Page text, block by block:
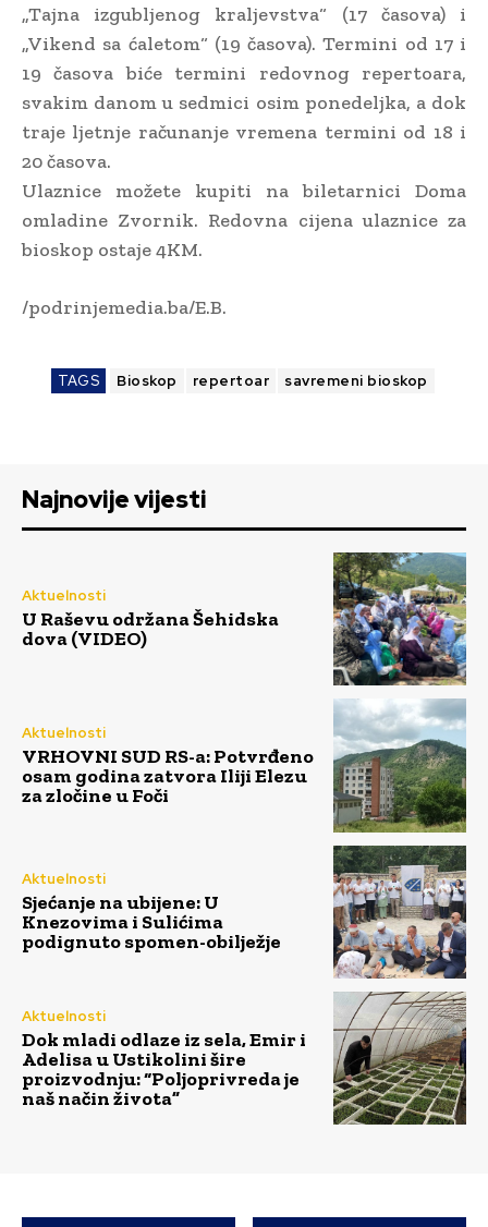
„Tajna izgubljenog kraljevstva“ (17 časova) i
„Vikend sa ćaletom“ (19 časova). Termini od 17 i
19 časova biće termini redovnog repertoara,
svakim danom u sedmici osim ponedeljka, a dok
traje ljetnje računanje vremena termini od 18 i
20 časova.
Ulaznice možete kupiti na biletarnici Doma
omladine Zvornik. Redovna cijena ulaznice za
bioskop ostaje 4KM.
/podrinjemedia.ba/E.B.
TAGS Bioskop repertoar savremeni bioskop
Najnovije vijesti
Aktuelnosti
U Raševu održana Šehidska
dova (VIDEO)
Aktuelnosti
VRHOVNI SUD RS-a: Potvrđeno
osam godina zatvora Iliji Elezu
za zločine u Foči
Aktuelnosti
Sjećanje na ubijene: U
Knezovima i Sulićima
podignuto spomen-obilježje
Aktuelnosti
Dok mladi odlaze iz sela, Emir i
Adelisa u Ustikolini šire
proizvodnju: “Poljoprivreda je
naš način života”